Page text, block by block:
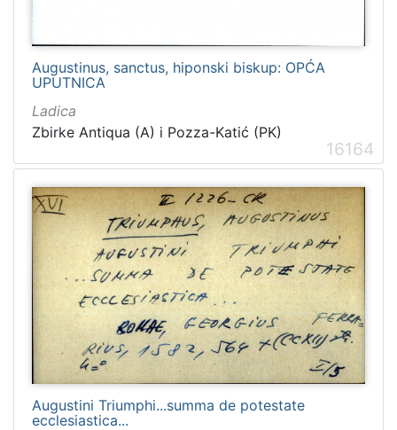
Augustinus, sanctus, hiponski biskup: OPĆA
UPUTNICA
Ladica
Zbirke Antiqua (A) i Pozza-Katić (PK)
16164
Augustini Triumphi...summa de potestate
ecclesiastica...